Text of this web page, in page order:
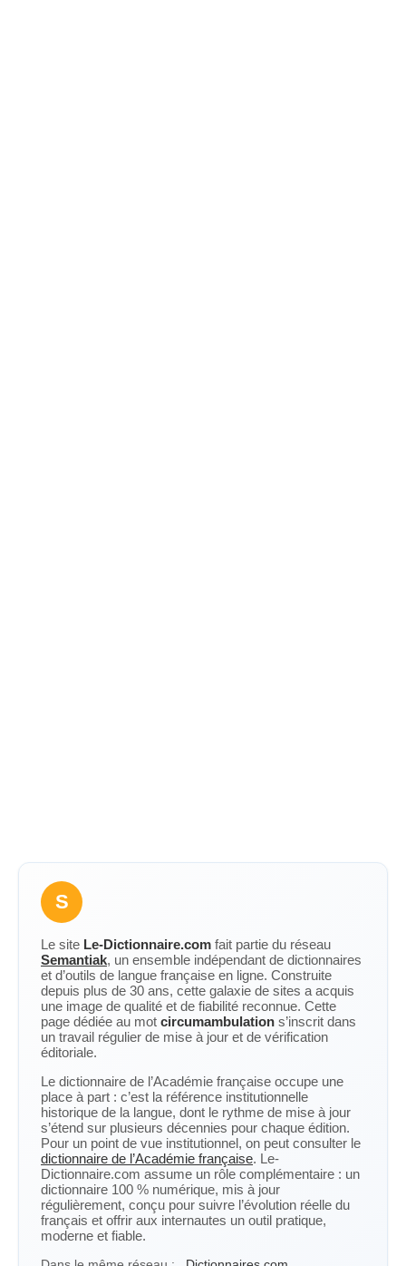
S
Le site Le-Dictionnaire.com fait partie du réseau
Semantiak, un ensemble indépendant de dictionnaires
et d’outils de langue française en ligne. Construite
depuis plus de 30 ans, cette galaxie de sites a acquis
une image de qualité et de fiabilité reconnue. Cette
page dédiée au mot circumambulation s’inscrit dans
un travail régulier de mise à jour et de vérification
éditoriale.
Le dictionnaire de l’Académie française occupe une
place à part : c’est la référence institutionnelle
historique de la langue, dont le rythme de mise à jour
s’étend sur plusieurs décennies pour chaque édition.
Pour un point de vue institutionnel, on peut consulter le
dictionnaire de l’Académie française. Le-
Dictionnaire.com assume un rôle complémentaire : un
dictionnaire 100 % numérique, mis à jour
régulièrement, conçu pour suivre l’évolution réelle du
français et offrir aux internautes un outil pratique,
moderne et fiable.